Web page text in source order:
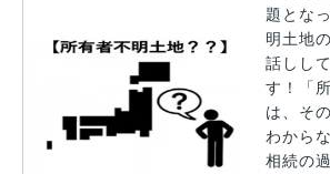
題とな
明土地
話しし
す！「
は、そ
わから
相続の